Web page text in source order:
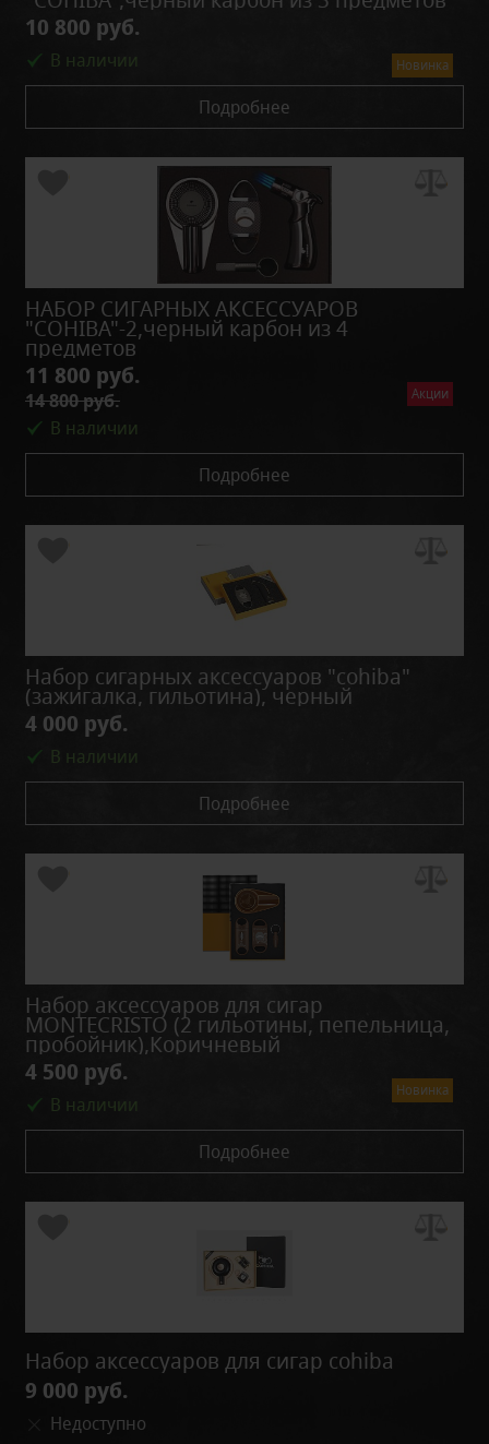
Новинка
10 800 руб.
В наличии
Подробнее
Акции
НАБОР СИГАРНЫХ АКСЕССУАРОВ
"COHIBA"-2,черный карбон из 4
предметов
11 800 руб.
14 800 руб.
В наличии
Подробнее
Набор сигарных аксессуаров "cohiba"
(зажигалка, гильотина), черный
4 000 руб.
В наличии
Подробнее
Новинка
Набор аксессуаров для сигар
MONTECRISTO (2 гильотины, пепельница,
пробойник),Коричневый
4 500 руб.
В наличии
Подробнее
Набор аксессуаров для сигар cohiba
9 000 руб.
Недоступно